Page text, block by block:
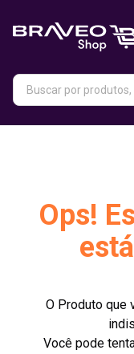
Ops!
O Produto que
Você pode